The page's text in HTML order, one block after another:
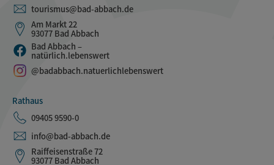
tourismus@bad-abbach.de
Am Markt 22
93077 Bad Abbach
Bad Abbach –
natürlich.lebenswert
@badabbach.natuerlichlebenswert
Rathaus
09405 9590-0
info@bad-abbach.de
Raiffeisenstraße 72
93077 Bad Abbach